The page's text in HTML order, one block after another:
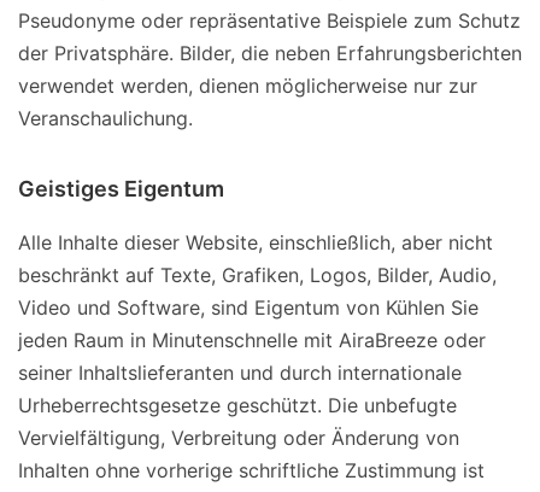
Pseudonyme oder repräsentative Beispiele zum Schutz
der Privatsphäre. Bilder, die neben Erfahrungsberichten
verwendet werden, dienen möglicherweise nur zur
Veranschaulichung.
Geistiges Eigentum
Alle Inhalte dieser Website, einschließlich, aber nicht
beschränkt auf Texte, Grafiken, Logos, Bilder, Audio,
Video und Software, sind Eigentum von Kühlen Sie
jeden Raum in Minutenschnelle mit AiraBreeze oder
seiner Inhaltslieferanten und durch internationale
Urheberrechtsgesetze geschützt. Die unbefugte
Vervielfältigung, Verbreitung oder Änderung von
Inhalten ohne vorherige schriftliche Zustimmung ist